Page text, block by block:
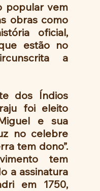
popular vem
obras como
oficial,
estão no
a
dos Índios
foi eleito
e sua
no celebre
tem dono”.
tem
a assinatura
em 1750,